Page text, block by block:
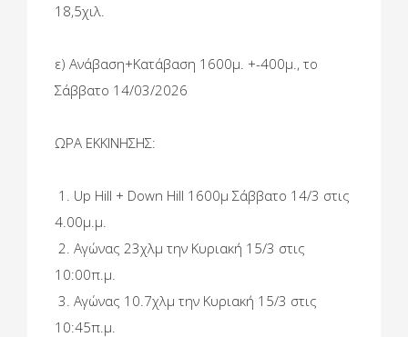
18,5χιλ.
ε) Ανάβαση+Κατάβαση 1600μ. +-400μ., το
Σάββατο 14/03/2026
ΩΡΑ ΕΚΚΙΝΗΣΗΣ:
1. Up Hill + Down Hill 1600μ Σάββατο 14/3 στις
4.00μ.μ.
2. Αγώνας 23χλμ την Κυριακή 15/3 στις
10:00π.μ.
3. Αγώνας 10.7χλμ την Κυριακή 15/3 στις
10:45π.μ.